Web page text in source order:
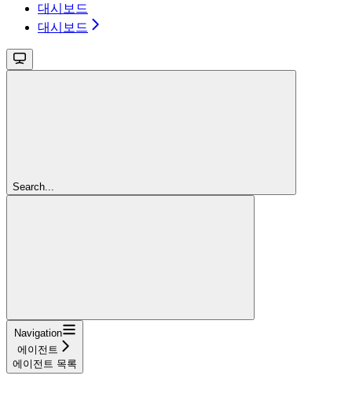
대시보드
대시보드
Search...
Navigation
에이전트
에이전트 목록